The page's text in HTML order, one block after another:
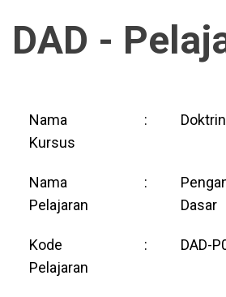
DAD -
Nama
Kursus
:
Nama
Pelajaran
:
Dasar
Kode
Pelajaran
: DAD-